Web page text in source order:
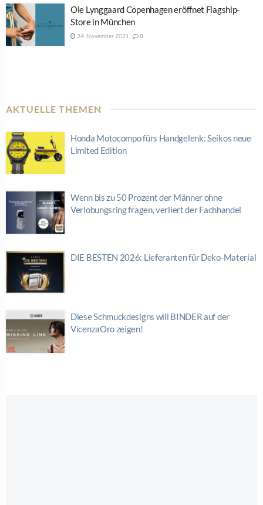
Ole Lynggaard Copenhagen eröffnet Flagship-
Store in München
24. November 2021 0
AKTUELLE THEMEN
Honda Motocompo fürs Handgelenk: Seikos neue
Limited Edition
Wenn bis zu 50 Prozent der Männer ohne
Verlobungsring fragen, verliert der Fachhandel
DIE BESTEN 2026: Lieferanten für Deko-Material
Diese Schmuckdesigns will BINDER auf der
VicenzaOro zeigen!